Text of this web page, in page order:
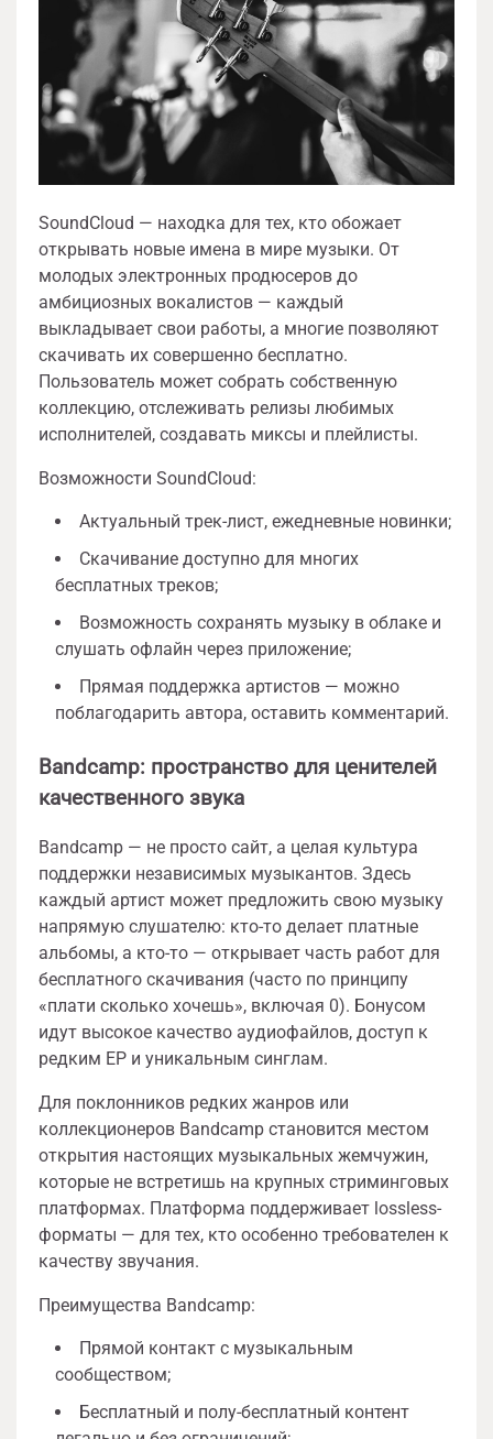
SoundCloud — находка для тех, кто обожает
открывать новые имена в мире музыки. От
молодых электронных продюсеров до
амбициозных вокалистов — каждый
выкладывает свои работы, а многие позволяют
скачивать их совершенно бесплатно.
Пользователь может собрать собственную
коллекцию, отслеживать релизы любимых
исполнителей, создавать миксы и плейлисты.
Возможности SoundCloud:
Актуальный трек-лист, ежедневные новинки;
Скачивание доступно для многих
бесплатных треков;
Возможность сохранять музыку в облаке и
слушать офлайн через приложение;
Прямая поддержка артистов — можно
поблагодарить автора, оставить комментарий.
Bandcamp: пространство для ценителей
качественного звука
Bandcamp — не просто сайт, а целая культура
поддержки независимых музыкантов. Здесь
каждый артист может предложить свою музыку
напрямую слушателю: кто-то делает платные
альбомы, а кто-то — открывает часть работ для
бесплатного скачивания (часто по принципу
«плати сколько хочешь», включая 0). Бонусом
идут высокое качество аудиофайлов, доступ к
редким EP и уникальным синглам.
Для поклонников редких жанров или
коллекционеров Bandcamp становится местом
открытия настоящих музыкальных жемчужин,
которые не встретишь на крупных стриминговых
платформах. Платформа поддерживает lossless-
форматы — для тех, кто особенно требователен к
качеству звучания.
Преимущества Bandcamp:
Прямой контакт с музыкальным
сообществом;
Бесплатный и полу-бесплатный контент